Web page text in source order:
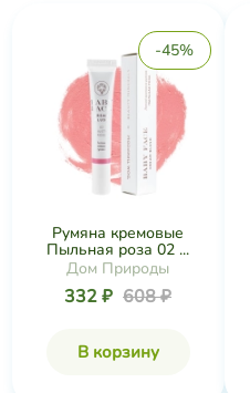
-45%
Румяна кремовые
Пыльная роза 02 ...
Дом Природы
332 ₽ 608 ₽
В корзину